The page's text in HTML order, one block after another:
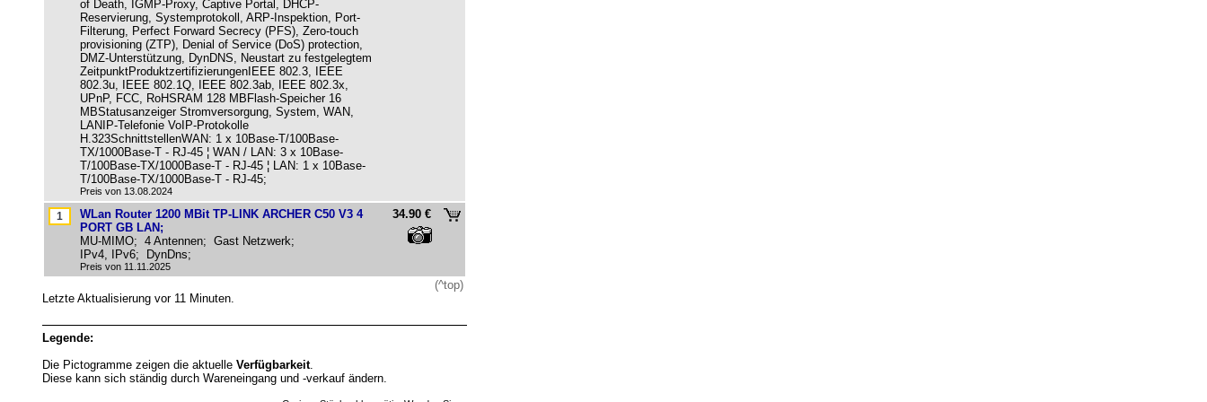
of Death, IGMP-Proxy, Captive Portal, DHCP-
Reservierung, Systemprotokoll, ARP-Inspektion, Port-
Filterung, Perfect Forward Secrecy (PFS), Zero-touch
provisioning (ZTP), Denial of Service (DoS) protection,
DMZ-Unterstützung, DynDNS, Neustart zu festgelegtem
ZeitpunktProduktzertifizierungenIEEE 802.3, IEEE
802.3u, IEEE 802.1Q, IEEE 802.3ab, IEEE 802.3x,
UPnP, FCC, RoHSRAM 128 MBFlash-Speicher 16
MBStatusanzeiger Stromversorgung, System, WAN,
LANIP-Telefonie VoIP-Protokolle
H.323SchnittstellenWAN: 1 x 10Base-T/100Base-
TX/1000Base-T - RJ-45 ¦ WAN / LAN: 3 x 10Base-
T/100Base-TX/1000Base-T - RJ-45 ¦ LAN: 1 x 10Base-
T/100Base-TX/1000Base-T - RJ-45;
Preis von 13.08.2024
WLan Router 1200 MBit TP-LINK ARCHER C50 V3 4
PORT GB LAN;
MU-MIMO; 4 Antennen; Gast Netzwerk;
IPv4, IPv6; DynDns;
Preis von 11.11.2025
34.90 €
(^top)
Letzte Aktualisierung vor 11 Minuten.
Legende:
Die Pictogramme zeigen die aktuelle Verfügbarkeit.
Diese kann sich ständig durch Wareneingang und -verkauf ändern.